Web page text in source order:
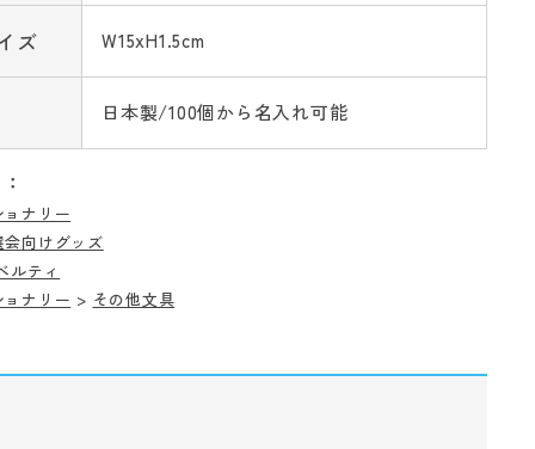
ズ W15xH1.5cm
日本製/100個から名入れ可能
ナリー
向けグッズ
ルティ
ナリー > その他文具